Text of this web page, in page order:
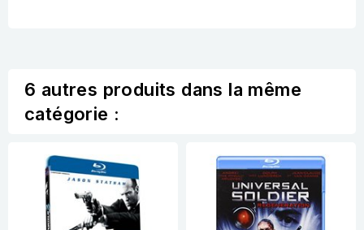
6 autres produits dans la même
catégorie :